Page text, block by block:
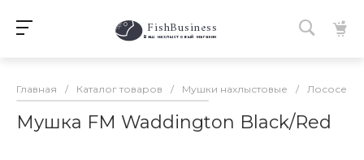
FishBusiness
Ваш нахлыстовый магазин
Главная / Каталог товаров / Мушки нахлыстовые /
Мушка FM Waddington Black/Red